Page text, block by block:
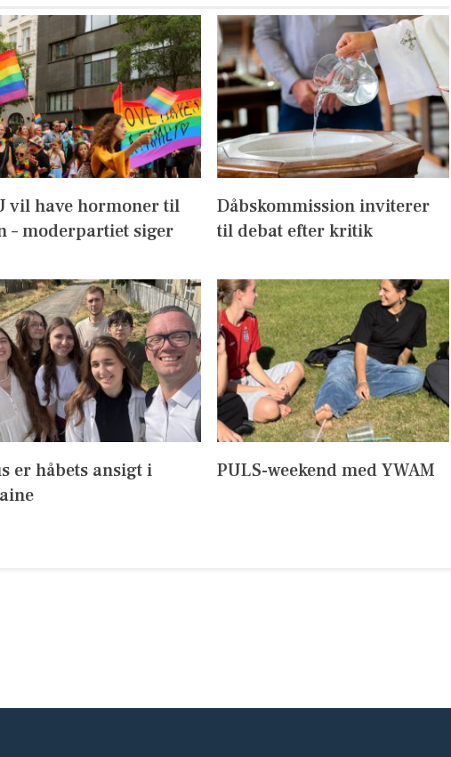
vil have hormoner til
– moderpartiet siger
Dåbskommission inviterer
til debat efter kritik
er håbets ansigt i
PULS-weekend med YWAM